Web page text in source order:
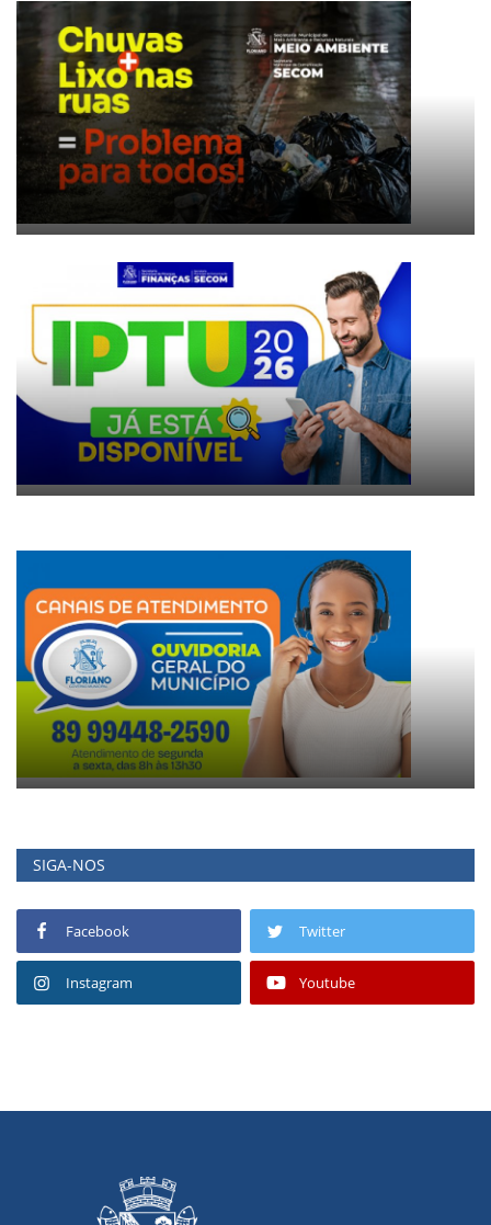
SIGA-NOS
Facebook Twitter
Instagram Youtube